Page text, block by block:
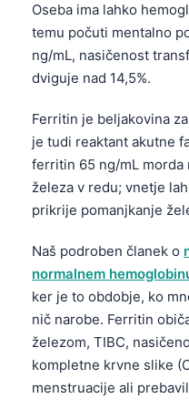
Oseba ima lahko
temu počuti mentalno
ng/mL, nasičenost
dviguje nad 14,5%.
Ferritin je beljakovina
je tudi reaktant akutne
ferritin 65 ng/mL morda
železa v redu; vnetje
prikrije pomanjkanje
Naš podroben članek o
normalnem
ker je to obdobje, ko
nič narobe. Ferritin
železom, TIBC,
kompletne krvne slike
menstruacije ali